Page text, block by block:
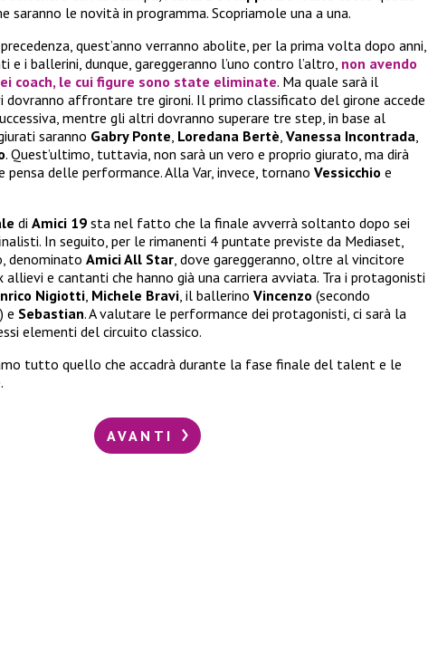
saranno le novità in programma. Scopriamole una a una.
quest’anno verranno abolite, per la prima volta dopo anni,
e i ballerini, dunque, gareggeranno l’uno contro l’altro, non avendo
coach, le cui figure sono state eliminate. Ma quale sarà il
affrontare tre gironi. Il primo classificato del girone accede
mentre gli altri dovranno superare tre step, in base al
saranno Gabry Ponte, Loredana Bertè, Vanessa Incontrada,
. Quest’ultimo, tuttavia, non sarà un vero e proprio giurato, ma dirà
pensa delle performance. Alla Var, invece, tornano Vessicchio e
di Amici 19 sta nel fatto che la finale avverrà soltanto dopo sei
In seguito, per le rimanenti 4 puntate previste da Mediaset,
denominato Amici All Star, dove gareggeranno, oltre al vincitore
allievi e cantanti che hanno già una carriera avviata. Tra i protagonisti
Nigiotti, Michele Bravi, il ballerino Vincenzo (secondo
e Sebastian. A valutare le performance dei protagonisti, ci sarà la
elementi del circuito classico.
tutto quello che accadrà durante la fase finale del talent e le
AVANTI